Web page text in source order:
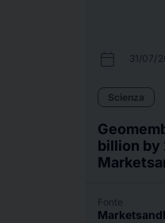
calendar_today 31/07/
Scienza
billion by
Fonte